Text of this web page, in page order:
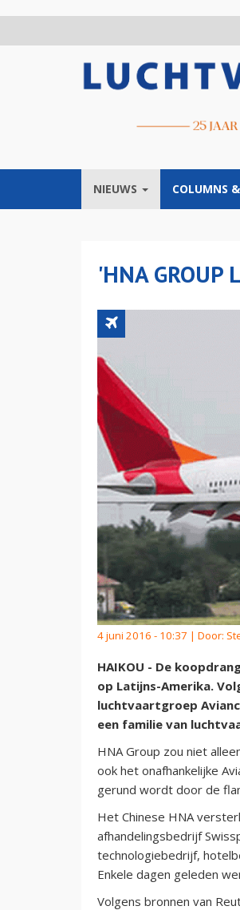
NIEUWS COLUMNS
'HNA GROUP
4 juni 2016 - 10:37 | Door:
HAIKOU - De
op Latijns-Amerika.
luchtvaartgroep
een familie van
HNA Group zou niet
ook het onafhankelijke
gerund wordt door de
Het Chinese HNA
afhandelingsbedrijf
technologiebedrijf,
Enkele dagen geleden
Volgens bronnen van